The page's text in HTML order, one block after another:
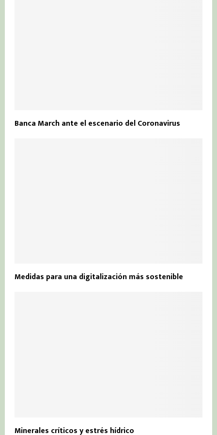
Banca March ante el escenario del Coronavirus
Medidas para una digitalización más sostenible
Minerales críticos y estrés hídrico